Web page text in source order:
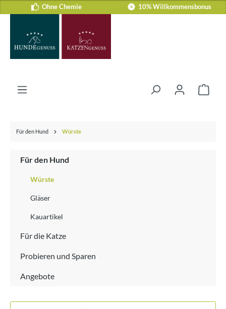
Zum Hauptinhalt springen
Ohne Chemie 10% Willkommensbonus
Für den Hund Würste
Für den Hund
Würste
Gläser
Kauartikel
Für die Katze
Probieren und Sparen
Angebote